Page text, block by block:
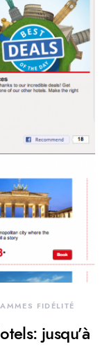
FIDÉLITÉ
jusqu’à